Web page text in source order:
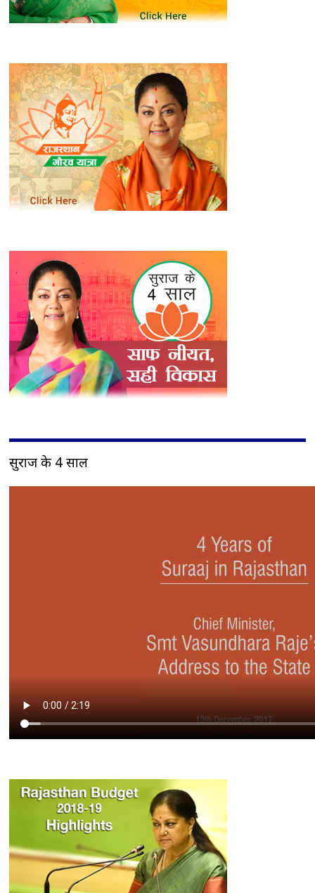
सुराज के 4 साल